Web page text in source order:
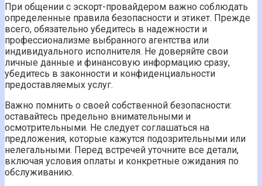
При общении с эскорт-провайдером важно соблюдать
определенные правила безопасности и этикет. Прежде
всего, обязательно убедитесь в надежности и
профессионализме выбранного агентства или
индивидуального исполнителя. Не доверяйте свои
личные данные и финансовую информацию сразу,
убедитесь в законности и конфиденциальности
предоставляемых услуг.
Важно помнить о своей собственной безопасности:
оставайтесь предельно внимательными и
осмотрительными. Не следует соглашаться на
предложения, которые кажутся подозрительными или
нелегальными. Перед встречей уточните все детали,
включая условия оплаты и конкретные ожидания по
обслуживанию.